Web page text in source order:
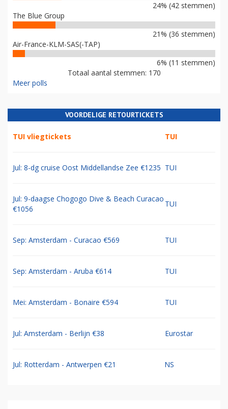
24% (42 stemmen)
The Blue Group
21% (36 stemmen)
Air-France-KLM-SAS(-TAP)
6% (11 stemmen)
Totaal aantal stemmen: 170
Meer polls
VOORDELIGE RETOURTICKETS
TUI vliegtickets TUI
Jul: 8-dg cruise Oost Middellandse Zee €1235 TUI
Jul: 9-daagse Chogogo Dive & Beach Curacao
€1056
TUI
Sep: Amsterdam - Curacao €569 TUI
Sep: Amsterdam - Aruba €614 TUI
Mei: Amsterdam - Bonaire €594 TUI
Jul: Amsterdam - Berlijn €38 Eurostar
Jul: Rotterdam - Antwerpen €21 NS